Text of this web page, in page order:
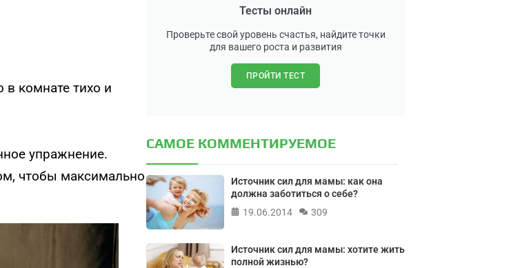
комнате тихо и
упражнение.
чтобы максимально
Тесты онлайн
Проверьте свой уровень счастья, найдите точки
для вашего роста и развития
ПРОЙТИ ТЕСТ
САМОЕ КОММЕНТИРУЕМОЕ
Источник сил для мамы: как она
должна заботиться о себе?
19.06.2014
309
Источник сил для мамы: хотите жить
полной жизнью?